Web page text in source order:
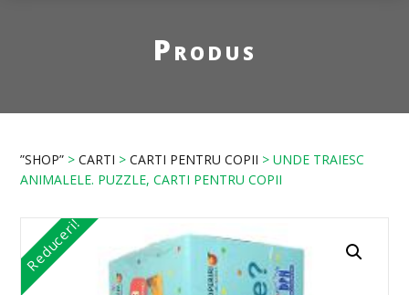
Produs
”SHOP” >CARTI >CARTI PENTRU COPII > UNDE TRAIESC
ANIMALELE. PUZZLE, CARTI PENTRU COPII
Reduceri!